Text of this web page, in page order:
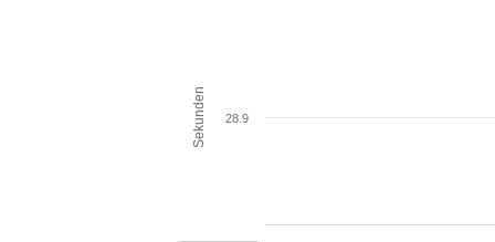
Sekunden 28.9